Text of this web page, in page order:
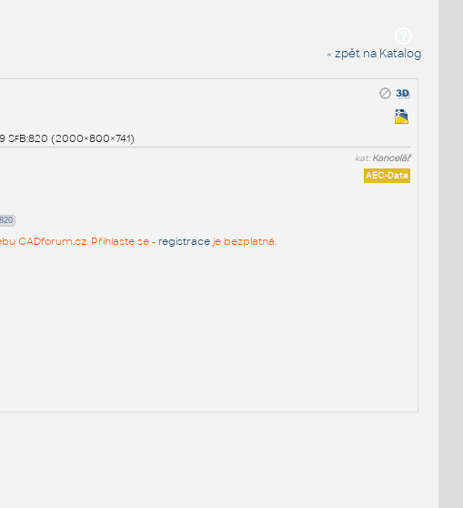
« zpět na Katalog
SfB:820 (2000×800×741)
kat:Kancelář
AEC-Data
820
CADforum.cz. Přihlaste se - registraceje bezplatná.